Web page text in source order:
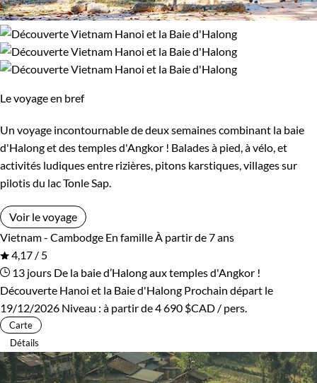
Le voyage en bref
Un voyage incontournable de deux semaines combinant la baie
d'Halong et des temples d'Angkor ! Balades à pied, à vélo, et
activités ludiques entre rizières, pitons karstiques, villages sur
pilotis du lac Tonle Sap.
Voir le voyage
Vietnam - Cambodge En famille À partir de 7 ans
4,17 / 5
13 jours De la baie d’Halong aux temples d'Angkor !
Découverte Hanoi et la Baie d'Halong Prochain départ le
19/12/2026 Niveau : à partir de4 690 $CAD / pers.
Carte
Détails